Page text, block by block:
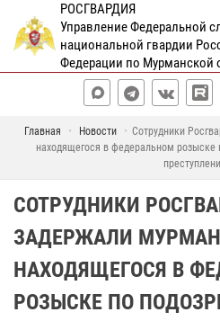
РОСГВАРДИЯ
Управление Федеральной
национальной гвардии
Федерации по Мурманской
Главная Новости
Сотрудники
находящегося в федеральном
СОТРУДНИКИ
ЗАДЕРЖАЛИ
НАХОДЯЩЕГОСЯ В
РОЗЫСКЕ ПО